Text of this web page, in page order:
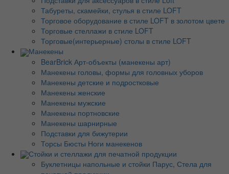
Табуреты, скамейки, стулья в стиле LOFT
Торговое оборудование в стиле LOFT в золотом цвете
Торговые стеллажи в стиле LOFT
Торговые(интерьерные) столы в стиле LOFT
Манекены
BearBrick Арт-объекты (манекены арт)
Манекены головы, формы для головных уборов
Манекены детские и подростковые
Манекены женские
Манекены мужские
Манекены портновские
Манекены шарнирные
Подставки для бижутерии
Торсы Бюсты Ноги манекенов
Стойки и стеллажи для печатной продукции
Буклетницы напольные и стойки Парус, Стела для